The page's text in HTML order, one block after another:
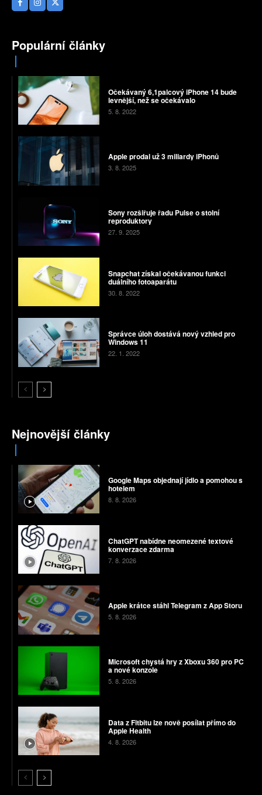
Populární články
Očekávaný 6,1palcový iPhone 14 bude
levnější, než se očekávalo
5. 8. 2022
Apple prodal už 3 miliardy iPhonů
3. 8. 2025
Sony rozšiřuje řadu Pulse o stolní
reproduktory
27. 9. 2025
Snapchat získal očekávanou funkci
duálního fotoaparátu
30. 8. 2022
Správce úloh dostává nový vzhled pro
Windows 11
22. 1. 2022
Nejnovější články
Google Maps objednají jídlo a pomohou s
hotelem
8. 8. 2026
ChatGPT nabídne neomezené textové
konverzace zdarma
7. 8. 2026
Apple krátce stáhl Telegram z App Storu
5. 8. 2026
Microsoft chystá hry z Xboxu 360 pro PC
a nové konzole
5. 8. 2026
Data z Fitbitu lze nově posílat přímo do
Apple Health
4. 8. 2026